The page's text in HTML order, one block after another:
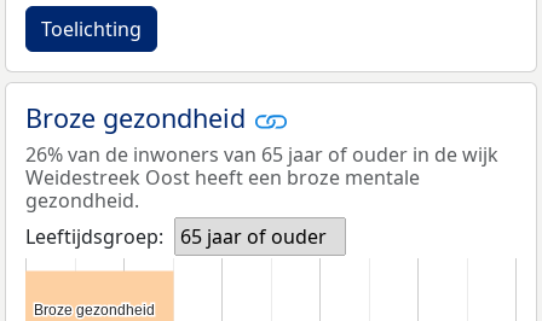
Toelichting
Broze gezondheid
26% van de inwoners van 65 jaar of ouder in de wijk
Weidestreek Oost heeft een broze mentale
gezondheid.
Leeftijdsgroep:
65 jaar of ouder
Broze gezondheid
Broze gezondheid